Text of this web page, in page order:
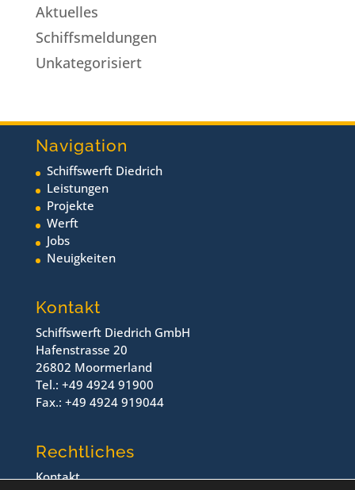
Aktuelles
Schiffsmeldungen
Unkategorisiert
Navigation
Schiffswerft Diedrich
Leistungen
Projekte
Werft
Jobs
Neuigkeiten
Kontakt
Schiffswerft Diedrich GmbH
Hafenstrasse 20
26802 Moormerland
Tel.: +49 4924 91900
Fax.: +49 4924 919044
Rechtliches
Kontakt